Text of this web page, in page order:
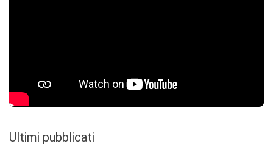
Ultimi pubblicati